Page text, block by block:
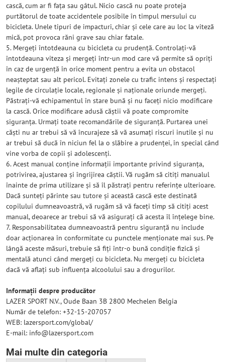
cască, cum ar fi fața sau gâtul. Nicio cască nu poate proteja
purtătorul de toate accidentele posibile în timpul mersului cu
bicicleta. Unele tipuri de impacturi, chiar și cele care au loc la viteză
mică, pot provoca răni grave sau chiar fatale.
5. Mergeți întotdeauna cu bicicleta cu prudență. Controlați-vă
întotdeauna viteza și mergeți într-un mod care vă permite să opriți
în caz de urgență în orice moment pentru a evita un obstacol
neașteptat sau alt pericol. Evitați zonele cu trafic intens și respectați
legile de circulație locale, regionale și naționale oriunde mergeți.
Păstrați-vă echipamentul în stare bună și nu faceți nicio modificare
la cască. Orice modificare adusă căștii vă poate compromite
siguranța. Urmați toate recomandările de siguranță. Purtarea unei
căști nu ar trebui să vă încurajeze să vă asumați riscuri inutile și nu
ar trebui să ducă în niciun fel la o slăbire a prudenței, în special când
vine vorba de copii și adolescenți.
6. Acest manual conține informații importante privind siguranța,
potrivirea, ajustarea și îngrijirea căștii. Vă rugăm să citiți manualul
înainte de prima utilizare și să îl păstrați pentru referințe ulterioare.
Dacă sunteți părinte sau tutore și această cască este destinată
copilului dumneavoastră, vă rugăm să vă faceți timp să citiți acest
manual, deoarece ar trebui să vă asigurați că acesta îl înțelege bine.
7. Responsabilitatea dumneavoastră pentru siguranță nu include
doar acționarea în conformitate cu punctele menționate mai sus. Pe
lângă aceste măsuri, trebuie să fiți într-o bună condiție fizică și
mentală atunci când mergeți cu bicicleta. Nu mergeți cu bicicleta
dacă vă aflați sub influența alcoolului sau a drogurilor.
Informații despre producător
LAZER SPORT N.V., Oude Baan 3B 2800 Mechelen Belgia
Număr de telefon: +32-15-207057
WEB: lazersport.com/global/
E-mail: info@lazersport.com
Mai multe din categoria